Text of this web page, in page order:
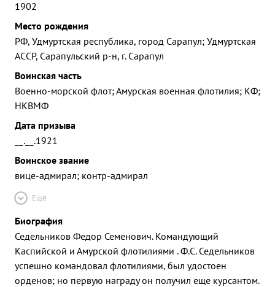
1902
Место рождения
РФ, Удмуртская республика, город Сарапул; Удмуртская
АССР, Сарапульский р-н, г. Сарапул
Воинская часть
Военно-морской флот; Амурская военная флотилия; КФ;
НКВМФ
Дата призыва
__.__.1921
Воинское звание
вице-адмирал; контр-адмирал
Ещё
Биография
Седельников Федор Семенович. Командующий
Каспийской и Амурской флотилиями . Ф.С. Седельников
успешно командовал флотилиями, был удостоен
орденов; но первую награду он получил еще курсантом.